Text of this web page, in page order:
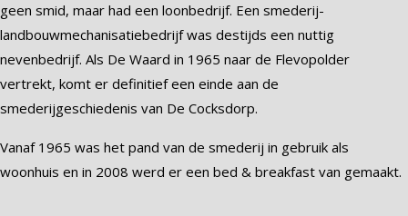
geen smid, maar had een loonbedrijf. Een smederij-
landbouwmechanisatiebedrijf was destijds een nuttig
nevenbedrijf. Als De Waard in 1965 naar de Flevopolder
vertrekt, komt er definitief een einde aan de
smederijgeschiedenis van De Cocksdorp.
Vanaf 1965 was het pand van de smederij in gebruik als
woonhuis en in 2008 werd er een bed & breakfast van gemaakt.